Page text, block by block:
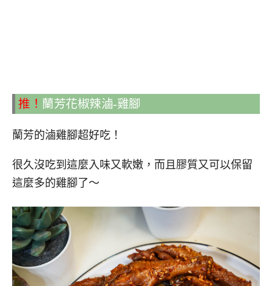
推！ 蘭芳花椒辣滷-雞腳
蘭芳的滷雞腳超好吃！
很久沒吃到這麼入味又軟嫩，而且膠質又可以保留
這麼多的雞腳了～